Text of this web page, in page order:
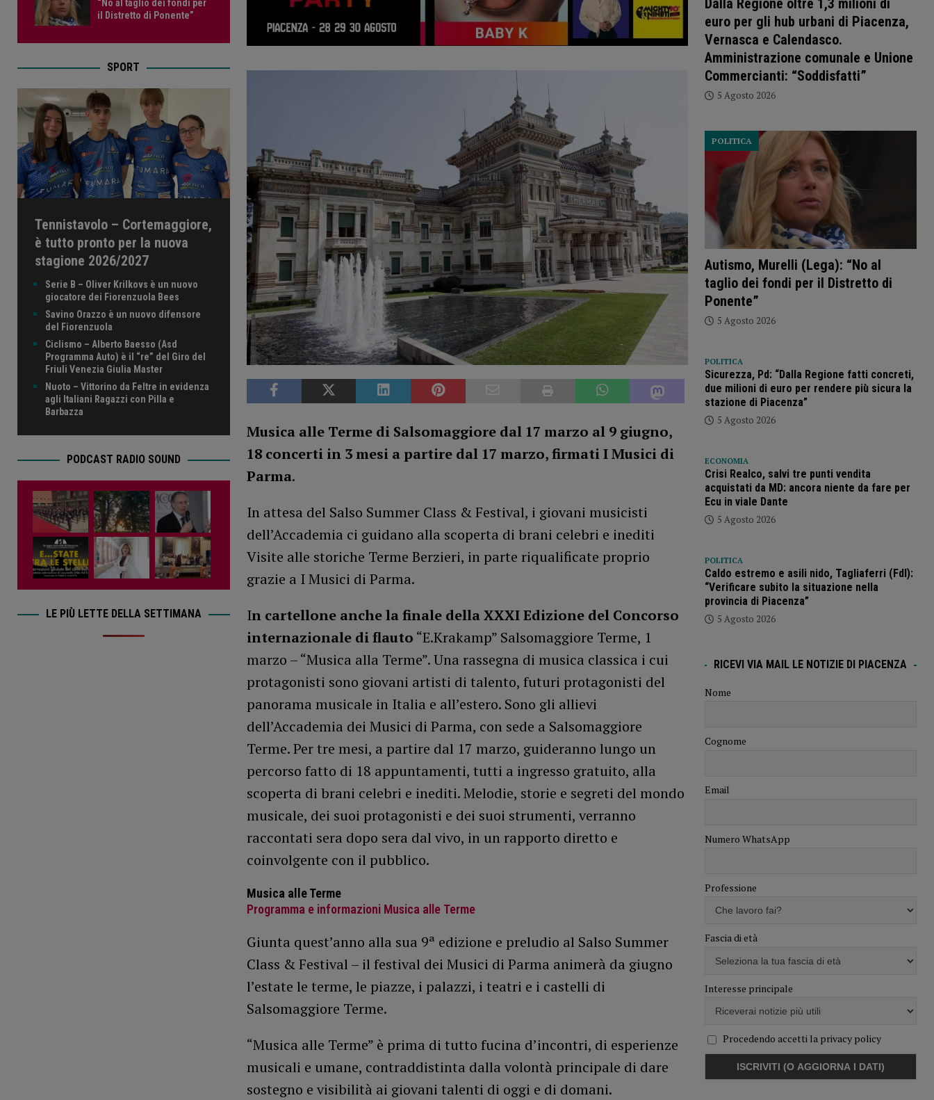
Musica alle Terme di Salsomaggiore dal 17 marzo al 9 giugno,
18 concerti in 3 mesi a partire dal 17 marzo, firmati I Musici di
Parma.
In attesa del Salso Summer Class & Festival, i giovani musicisti
dell’Accademia ci guidano alla scoperta di brani celebri e inediti
Visite alle storiche Terme Berzieri, in parte riqualificate proprio
grazie a I Musici di Parma.
In cartellone anche la finale della XXXI Edizione del Concorso
internazionale di flauto “E.Krakamp” Salsomaggiore Terme, 1
marzo – “Musica alla Terme”. Una rassegna di musica classica i cui
protagonisti sono giovani artisti di talento, futuri protagonisti del
panorama musicale in Italia e all’estero. Sono gli allievi
dell’Accademia dei Musici di Parma, con sede a Salsomaggiore
Terme. Per tre mesi, a partire dal 17 marzo, guideranno lungo un
percorso fatto di 18 appuntamenti, tutti a ingresso gratuito, alla
scoperta di brani celebri e inediti. Melodie, storie e segreti del mondo
musicale, dei suoi protagonisti e dei suoi strumenti, verranno
raccontati sera dopo sera dal vivo, in un rapporto diretto e
coinvolgente con il pubblico.
Musica alle Terme
Programma e informazioni Musica alle Terme
Giunta quest’anno alla sua 9ª edizione e preludio al Salso Summer
Class & Festival – il festival dei Musici di Parma animerà da giugno
l’estate le terme, le piazze, i palazzi, i teatri e i castelli di
Salsomaggiore Terme.
“Musica alle Terme” è prima di tutto fucina d’incontri, di esperienze
musicali e umane, contraddistinta dalla volontà principale di dare
sostegno e visibilità ai giovani talenti di oggi e di domani.
“No al taglio dei fondi per
il Distretto di Ponente”
SPORT
Tennistavolo – Cortemaggiore,
è tutto pronto per la nuova
stagione 2026/2027
Serie B – Oliver Krilkovs è un nuovo
giocatore dei Fiorenzuola Bees
Savino Orazzo è un nuovo difensore
del Fiorenzuola
Ciclismo – Alberto Baesso (Asd
Programma Auto) è il “re” del Giro del
Friuli Venezia Giulia Master
Nuoto – Vittorino da Feltre in evidenza
agli Italiani Ragazzi con Pilla e
Barbazza
PODCAST RADIO SOUND
LE PIÙ LETTE DELLA SETTIMANA
Dalla Regione oltre 1,3 milioni di
euro per gli hub urbani di Piacenza,
Vernasca e Calendasco.
Amministrazione comunale e Unione
Commercianti: “Soddisfatti”
5 Agosto 2026
Autismo, Murelli (Lega): “No al
taglio dei fondi per il Distretto di
Ponente”
POLITICA
5 Agosto 2026
POLITICA
Sicurezza, Pd: “Dalla Regione fatti concreti,
due milioni di euro per rendere più sicura la
stazione di Piacenza”
5 Agosto 2026
ECONOMIA
Crisi Realco, salvi tre punti vendita
acquistati da MD: ancora niente da fare per
Ecu in viale Dante
5 Agosto 2026
POLITICA
Caldo estremo e asili nido, Tagliaferri (FdI):
“Verificare subito la situazione nella
provincia di Piacenza”
5 Agosto 2026
RICEVI VIA MAIL LE NOTIZIE DI PIACENZA
Nome
Cognome
Email
Numero WhatsApp
Professione
Fascia di età
Interesse principale
Procedendo accetti la privacy policy